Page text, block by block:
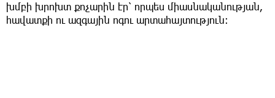
խմբի խրոխտ քոչարին էր՝ որպես միասնականության,
հավատքի ու ազգային ոգու արտահայտություն։